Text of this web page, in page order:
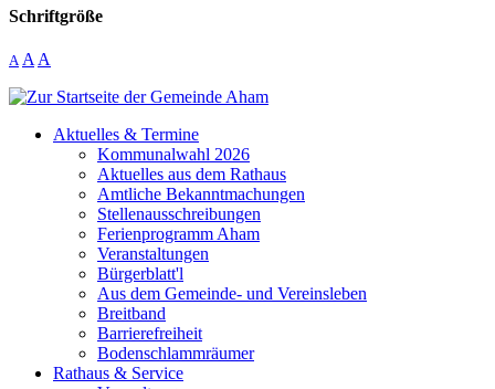
Schriftgröße
A A A
Aktuelles & Termine
Kommunalwahl 2026
Aktuelles aus dem Rathaus
Amtliche Bekanntmachungen
Stellenausschreibungen
Ferienprogramm Aham
Veranstaltungen
Bürgerblatt'l
Aus dem Gemeinde- und Vereinsleben
Breitband
Barrierefreiheit
Bodenschlammräumer
Rathaus & Service